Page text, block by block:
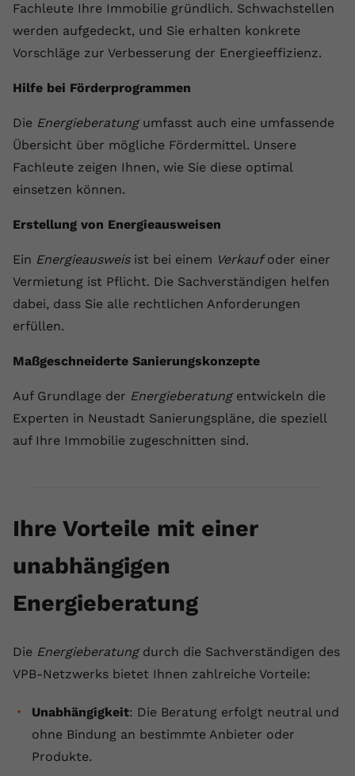
Fachleute Ihre Immobilie gründlich. Schwachstellen
werden aufgedeckt, und Sie erhalten konkrete
Vorschläge zur Verbesserung der Energieeffizienz.
Hilfe bei Förderprogrammen
Die Energieberatungumfasst auch eine umfassende
Übersicht über mögliche Fördermittel. Unsere
Fachleute zeigen Ihnen, wie Sie diese optimal
einsetzen können.
Erstellung von Energieausweisen
Ein Energieausweisist bei einem Verkaufoder einer
Vermietung ist Pflicht. Die Sachverständigen helfen
dabei, dass Sie alle rechtlichen Anforderungen
erfüllen.
Maßgeschneiderte Sanierungskonzepte
Auf Grundlage der Energieberatungentwickeln die
Experten in Neustadt Sanierungspläne, die speziell
auf Ihre Immobilie zugeschnitten sind.
Ihre Vorteile mit einer
unabhängigen
Energieberatung
Die Energieberatungdurch die Sachverständigen des
VPB-Netzwerks bietet Ihnen zahlreiche Vorteile:
Unabhängigkeit: Die Beratung erfolgt neutral und
ohne Bindung an bestimmte Anbieter oder
Produkte.
Laufzeit Session
Zweck
Dieser von YouTube gesetzte Cookie
Daten darüber zu speichern, welche
gesehen hat.
yt-remote-connected-devices
Zweck
YouTube setzt diesen Cookie, um die
Videopräferenzen des Nutzers zu